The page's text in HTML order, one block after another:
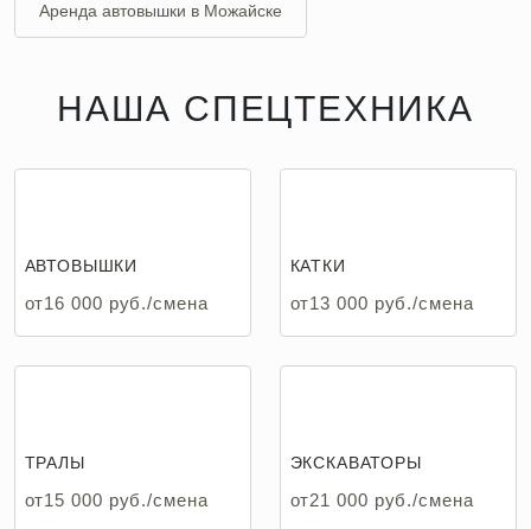
Аренда автовышки в Можайске
Аренда экскаватора в Можайске
НАША СПЕЦТЕХНИКА
АВТОВЫШКИ
от16 000 руб./смена
КАТКИ
от13 000 руб./смена
ТРАЛЫ
от15 000 руб./смена
ЭКСКАВАТОРЫ
от21 000 руб./смена